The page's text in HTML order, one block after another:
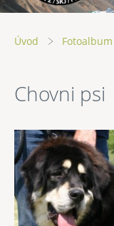
Úvod Fotoalbum
Chovni psi